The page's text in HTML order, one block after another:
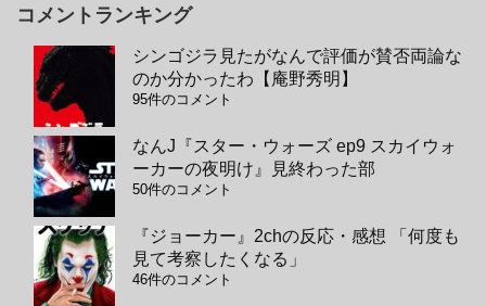
コメントランキング
シンゴジラ見たがなんで評価が賛否両論な
のか分かったわ【庵野秀明】
95件のコメント
なんJ『スター・ウォーズ ep9 スカイウォ
ーカーの夜明け』見終わった部
50件のコメント
『ジョーカー』2chの反応・感想 「何度も
見て考察したくなる」
46件のコメント